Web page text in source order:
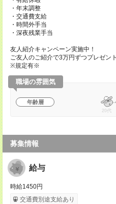
・年末調整
・交通費支給
・時間外手当
・深夜残業手当
友人紹介キャンペーン実施中！
ご友人のご紹介で3万円ずつプレゼン
※規定有※
職場の雰囲気
年齢層
20代
募集情報
給与
時給1450円
交通費別途支給あり